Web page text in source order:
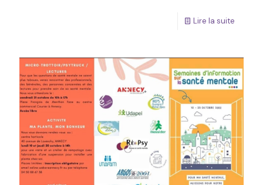
Lire la suite